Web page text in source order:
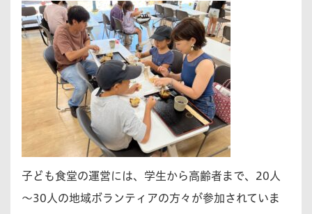
子ども食堂の運営には、学生から高齢者まで、20人
～30人の地域ボランティアの方々が参加されていま